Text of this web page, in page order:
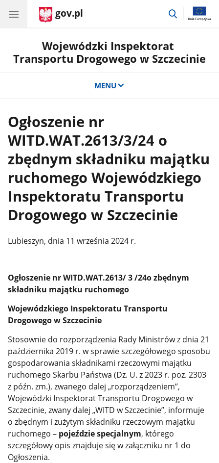
gov.pl
przejdź
Wojewódzki Inspektorat
Transportu Drogowego w Szczecinie
MENU
Ogłoszenie nr
WITD.WAT.2613/3/24 o
zbędnym składniku majątku
ruchomego Wojewódzkiego
Inspektoratu Transportu
Drogowego w Szczecinie
Lubieszyn, dnia 11 września 2024 r.
Ogłoszenie nr WITD.WAT.2613/ 3 /24o zbędnym
składniku majątku ruchomego
Wojewódzkiego Inspektoratu Transportu
Drogowego w Szczecinie
Stosownie do rozporządzenia Rady Ministrów z dnia 21
października 2019 r. w sprawie szczegółowego sposobu
gospodarowania składnikami rzeczowymi majątku
ruchomego Skarbu Państwa (Dz. U. z 2023 r. poz. 2303
z późn. zm.), zwanego dalej „rozporządzeniem”,
Wojewódzki Inspektorat Transportu Drogowego w
Szczecinie, zwany dalej „WITD w Szczecinie”, informuje
o zbędnym i zużytym składniku rzeczowym majątku
ruchomego – pojeździe specjalnym, którego
szczegółowy opis znajduje się w załączniku nr 1 do
Ogłoszenia.